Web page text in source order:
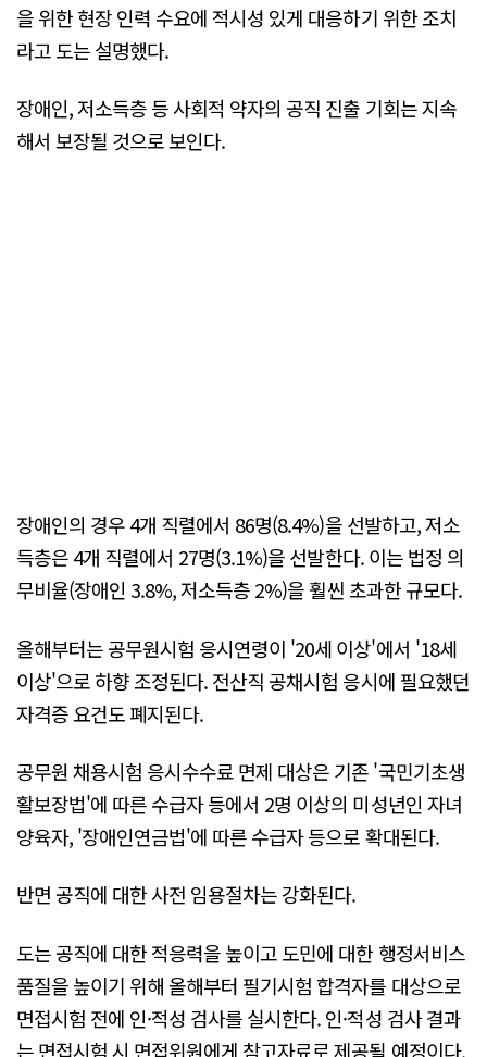
을 위한 현장 인력 수요에 적시성 있게 대응하기 위한 조치
라고 도는 설명했다.
장애인, 저소득층 등 사회적 약자의 공직 진출 기회는 지속
해서 보장될 것으로 보인다.
장애인의 경우 4개 직렬에서 86명(8.4%)을 선발하고, 저소
득층은 4개 직렬에서 27명(3.1%)을 선발한다. 이는 법정 의
무비율(장애인 3.8%, 저소득층 2%)을 훨씬 초과한 규모다.
올해부터는 공무원시험 응시연령이 '20세 이상'에서 '18세
이상'으로 하향 조정된다. 전산직 공채시험 응시에 필요했던
자격증 요건도 폐지된다.
공무원 채용시험 응시수수료 면제 대상은 기존 '국민기초생
활보장법'에 따른 수급자 등에서 2명 이상의 미성년인 자녀
양육자, '장애인연금법'에 따른 수급자 등으로 확대된다.
반면 공직에 대한 사전 임용절차는 강화된다.
도는 공직에 대한 적응력을 높이고 도민에 대한 행정서비스
품질을 높이기 위해 올해부터 필기시험 합격자를 대상으로
면접시험 전에 인·적성 검사를 실시한다. 인·적성 검사 결과
는 면접시험 시 면접위원에게 참고자료로 제공될 예정이다.